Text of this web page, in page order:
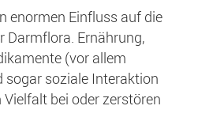
enormen Einfluss auf die
Darmflora. Ernährung,
(vor allem
sogar soziale Interaktion
bei oder zerstören